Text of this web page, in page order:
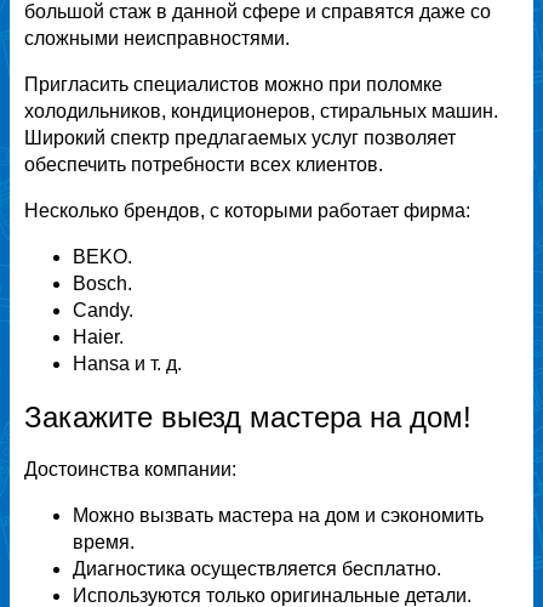
большой стаж в данной сфере и справятся даже со
сложными неисправностями.
Пригласить специалистов можно при поломке
холодильников, кондиционеров, стиральных машин.
Широкий спектр предлагаемых услуг позволяет
обеспечить потребности всех клиентов.
Несколько брендов, с которыми работает фирма:
BEKO.
Bosch.
Candy.
Haier.
Hansa и т. д.
Закажите выезд мастера на дом!
Достоинства компании:
Можно вызвать мастера на дом и сэкономить
время.
Диагностика осуществляется бесплатно.
Используются только оригинальные детали.